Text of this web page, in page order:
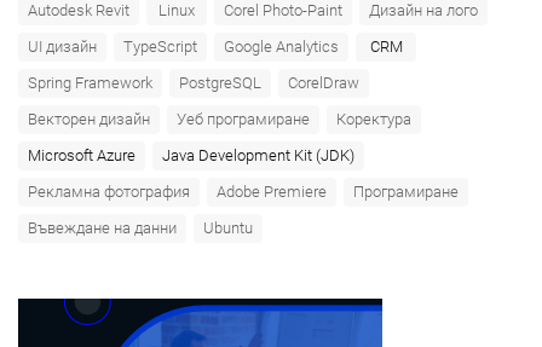
Autodesk Revit
Linux Corel Photo-Paint
Дизайн на лого
UI дизайн
TypeScript Google Analytics
CRM
Spring Framework
PostgreSQL
CorelDraw
Векторен дизайн
Уеб програмиране
Коректура
Microsoft Azure‎
Java Development Kit (JDK)
Рекламна фотография
Adobe Premiere
Програмиране
Въвеждане на данни
Ubuntu